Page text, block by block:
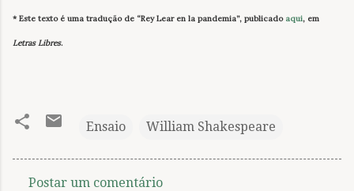
* Este texto é uma tradução de “Rey Lear en la pandemia”, publicado aqui, em
Letras Libres.
Ensaio William Shakespeare
Postar um comentário